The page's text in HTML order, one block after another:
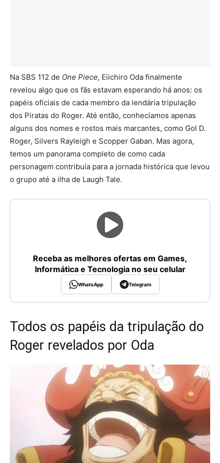
Na SBS 112 de One Piece, Eiichiro Oda finalmente
revelou algo que os fãs estavam esperando há anos: os
papéis oficiais de cada membro da lendária tripulação
dos Piratas do Roger. Até então, conhecíamos apenas
alguns dos nomes e rostos mais marcantes, como Gol D.
Roger, Silvers Rayleigh e Scopper Gaban. Mas agora,
temos um panorama completo de como cada
personagem contribuía para a jornada histórica que levou
o grupo até a ilha de Laugh Tale.
Receba as melhores ofertas em Games,
Informática e Tecnologia no seu celular
WhatsApp Telegram
Todos os papéis da tripulação do
Roger revelados por Oda